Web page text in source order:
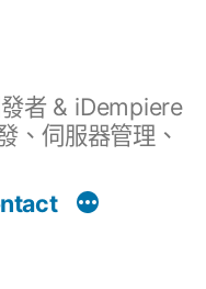
者 & iDempiere
、伺服器管理、